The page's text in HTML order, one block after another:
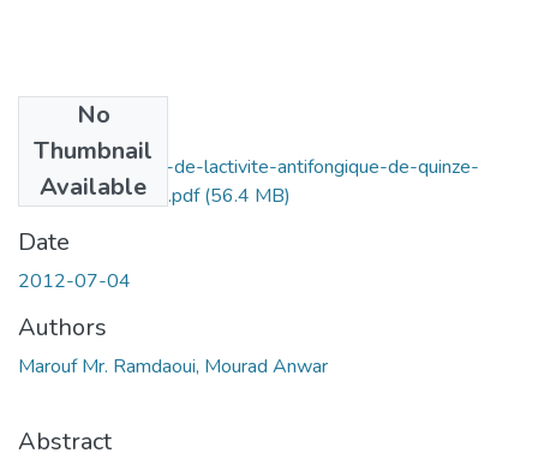
No
Thumbnail
Available
Evaluation-in-vito-de-lactivite-antifongique-de-quinze-
extraits-vegetaux.pdf(56.4 MB)
Date
2012-07-04
Authors
Marouf Mr. Ramdaoui, Mourad Anwar
Abstract